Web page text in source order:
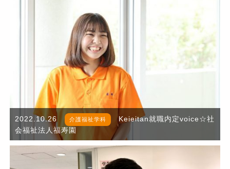
2022.10.26 介護福祉学科
Keieitan就職内定voice☆社
会福祉法人福寿園